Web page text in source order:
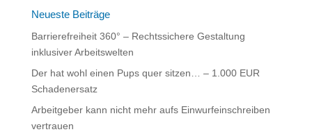
n
v
e
:
Neueste Beiträge
Barrierefreiheit 360° – Rechtssichere Gestaltung
inklusiver Arbeitswelten
Der hat wohl einen Pups quer sitzen… – 1.000 EUR
Schadenersatz
Arbeitgeber kann nicht mehr aufs Einwurfeinschreiben
vertrauen